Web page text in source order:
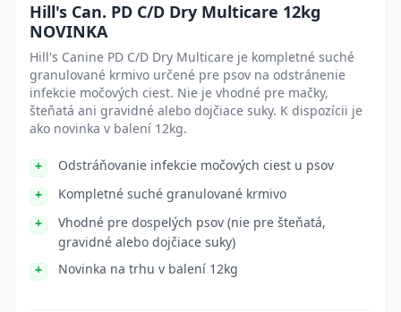
Hill's Can. PD C/D Dry Multicare 12kg
NOVINKA
Hill's Canine PD C/D Dry Multicare je kompletné suché
granulované krmivo určené pre psov na odstránenie
infekcie močových ciest. Nie je vhodné pre mačky,
šteňatá ani gravidné alebo dojčiace suky. K dispozícii je
ako novinka v balení 12kg.
Odstráňovanie infekcie močových ciest u psov
Kompletné suché granulované krmivo
Vhodné pre dospelých psov (nie pre šteňatá,
gravidné alebo dojčiace suky)
Novinka na trhu v balení 12kg